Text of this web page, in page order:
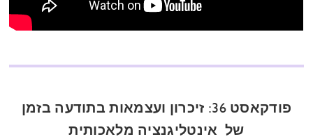
פודקאסט 36: זיכרון ועצמאות בתודעה בזמן
של אינטליגנציה מלאכותית